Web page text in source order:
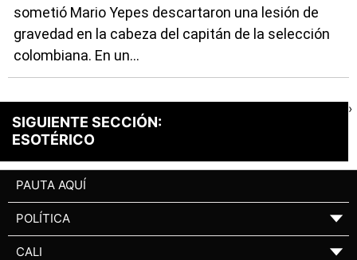
sometió Mario Yepes descartaron una lesión de
gravedad en la cabeza del capitán de la selección
colombiana. En un...
SIGUIENTE SECCIÓN:
ESOTÉRICO
›
PAUTA AQUÍ
POLÍTICA ▼
CALI ▼